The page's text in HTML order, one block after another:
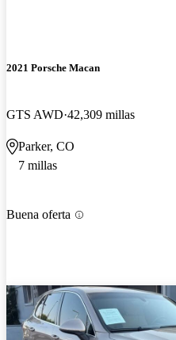
2021 Porsche Macan
GTS AWD 42,309 millas
Parker, CO
7 millas
Buena oferta